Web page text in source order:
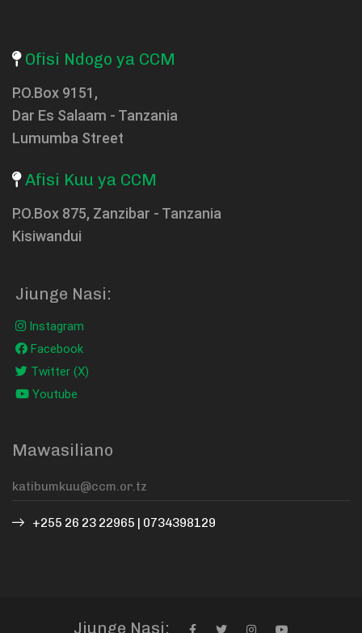
Ofisi Ndogo ya CCM
P.O.Box 9151,
Dar Es Salaam - Tanzania
Lumumba Street
Afisi Kuu ya CCM
P.O.Box 875, Zanzibar - Tanzania
Kisiwandui
Jiunge Nasi:
Instagram
Facebook
Twitter (X)
Youtube
Mawasiliano
+255 26 23 22965 | 0734398129
Jiunge Nasi: